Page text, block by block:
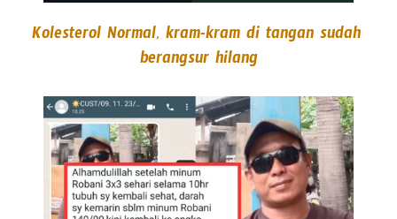
Kolesterol Normal, kram-kram di tangan sudah
berangsur hilang